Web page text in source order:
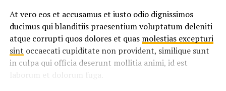
Lorem ipsum dolor sit amet, consectetur adipisicing elit,
sed do eiusmod tempor incididunt ut labore et dolore
magna aliqua. Ut enimad minim veniam, quis nostrud
exercitation ullamco laboris nisi ut aliquip ex ea
commodo consequat.
At vero eos et accusamus et iusto odio dignissimos
ducimus qui blanditiis praesentium voluptatum deleniti
atque corrupti quos dolores et quas molestias excepturi
sint occaecati cupiditate non provident, similique sunt
in culpa qui officia deserunt mollitia animi, id est
laborum et dolorum fuga.